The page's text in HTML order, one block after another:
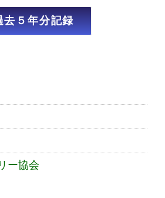
去５年分記録
ー協会